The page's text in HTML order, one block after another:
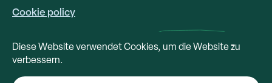
Diese Website verwendet Cookies, um die Website zu
verbessern.
Cookie policy